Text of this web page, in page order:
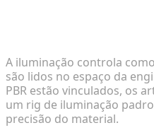
A iluminação controla
são lidos no espaço da
PBR estão vinculados, os
um rig de iluminação
precisão do material.